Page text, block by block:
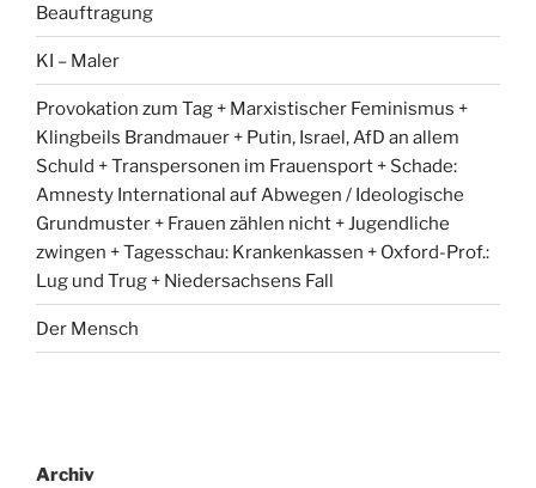
Beauftragung
KI – Maler
Provokation zum Tag + Marxistischer Feminismus +
Klingbeils Brandmauer + Putin, Israel, AfD an allem
Schuld + Transpersonen im Frauensport + Schade:
Amnesty International auf Abwegen / Ideologische
Grundmuster + Frauen zählen nicht + Jugendliche
zwingen + Tagesschau: Krankenkassen + Oxford-Prof.:
Lug und Trug + Niedersachsens Fall
Der Mensch
Archiv